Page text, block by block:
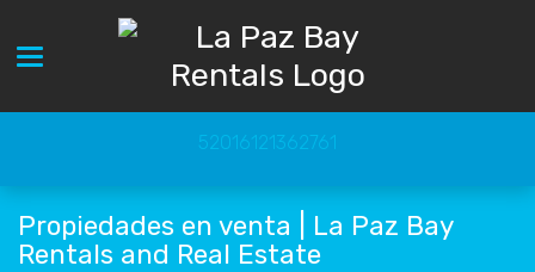
Toggle navigation
52016121362761
Propiedades en venta | La Paz Bay
Rentals and Real Estate